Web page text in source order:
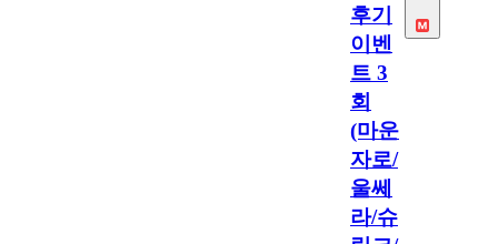
후기
이벤
트 3
회
(마운
자로/
울쎄
라/슈